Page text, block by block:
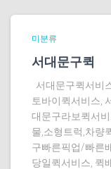
미분류
서대문구퀵
서대문구퀵서비
토바이퀵서비스,
대문구라보퀵서
물,소형트럭,차량
구빠른픽업/빠른
당일퀵서비스, 퀵